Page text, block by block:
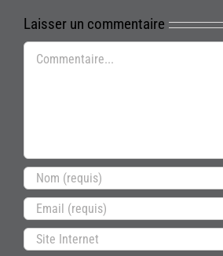
Laisser un commentaire
Commentaire